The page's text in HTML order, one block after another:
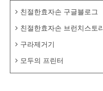
친절한효자손 구글블로그
친절한효자손 브런치스토리
구라제거기
모두의 프린터